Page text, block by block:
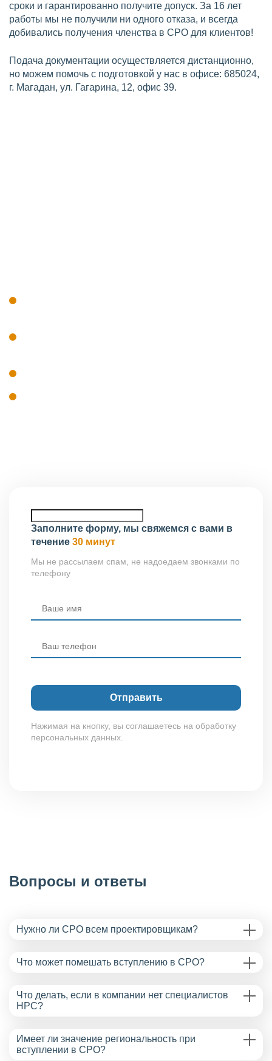
сроки и гарантированно получите допуск. За 16 лет
работы мы не получили ни одного отказа, и всегда
добивались получения членства в СРО для клиентов!
Подача документации осуществляется дистанционно,
но можем помочь с подготовкой у нас в офисе: 685024,
г. Магадан, ул. Гагарина, 12, офис 39.
Заполните форму, мы свяжемся с вами в
течение 30 минут
Мы не рассылаем спам, не надоедаем звонками по
телефону
Нажимая на кнопку, вы соглашаетесь на обработку
персональных данных.
Вопросы и ответы
Нужно ли СРО всем проектировщикам?
Что может помешать вступлению в СРО?
Что делать, если в компании нет специалистов
НРС?
Имеет ли значение региональность при
вступлении в СРО?